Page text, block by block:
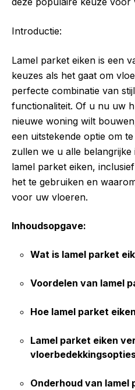
Introductie:
Lamel parket eiken is een
keuzes als het gaat om
perfecte combinatie van
functionaliteit. Of u nu uw
nieuwe woning wilt
een uitstekende optie om
zullen we u alle
lamel parket eiken,
het te gebruiken en
voor uw vloeren.
Inhoudsopgave:
Wat is lamel parket
Voordelen van lamel
Hoe lamel parket
Lamel parket eiken
Onderhoud van lamel